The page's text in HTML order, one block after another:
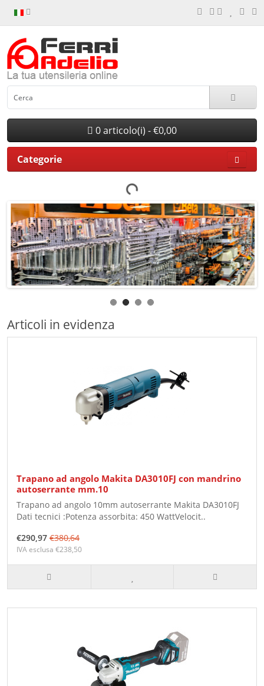
0 articolo(i) - €0,00
Categorie
Articoli in evidenza
Trapano ad angolo Makita DA3010FJ con mandrino
autoserrante mm.10
Trapano ad angolo 10mm autoserrante Makita DA3010FJ
Dati tecnici :Potenza assorbita: 450 WattVelocit..
€290,97 €380,64
IVA esclusa €238,50